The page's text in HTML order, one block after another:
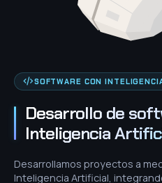
SOFTWARE CON
Desarrollo de
Inteligencia
Desarrollamos proyectos a
Inteligencia Artificial,